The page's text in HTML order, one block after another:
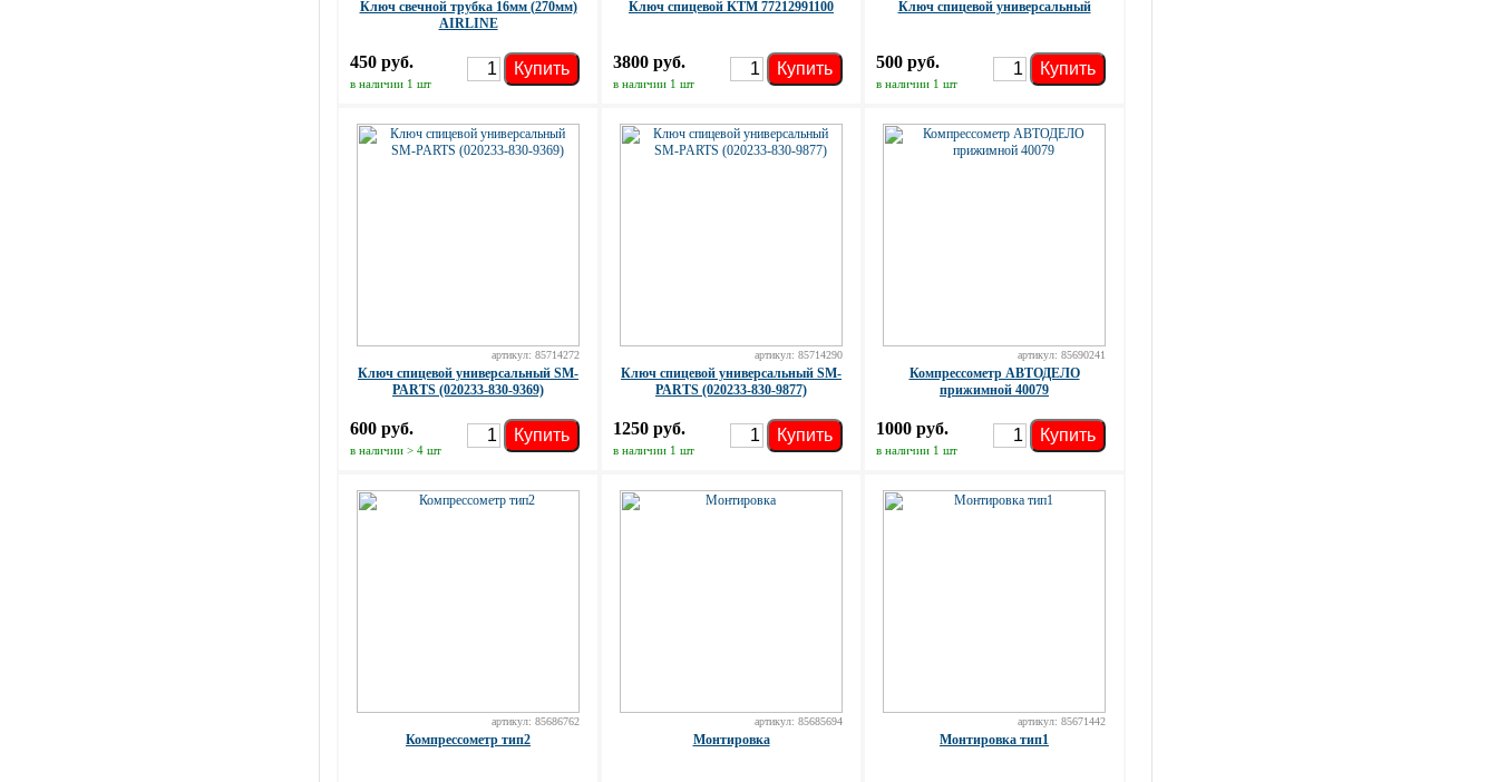
Ключ свечной трубка 16мм (270мм)
AIRLINE
450 руб.
в наличии 1 шт
Купить
Ключ спицевой KTM 77212991100
3800 руб.
в наличии 1 шт
Купить
Ключ спицевой универсальный
500 руб.
в наличии 1 шт
Купить
артикул: 85714272
Ключ спицевой универсальный SM-
PARTS (020233-830-9369)
600 руб.
в наличии > 4 шт
Купить
артикул: 85714290
Ключ спицевой универсальный SM-
PARTS (020233-830-9877)
1250 руб.
в наличии 1 шт
Купить
артикул: 85690241
Компрессометр АВТОДЕЛО
прижимной 40079
1000 руб.
в наличии 1 шт
Купить
артикул: 85686762
Компрессометр тип2
артикул: 85685694
Монтировка
артикул: 85671442
Монтировка тип1